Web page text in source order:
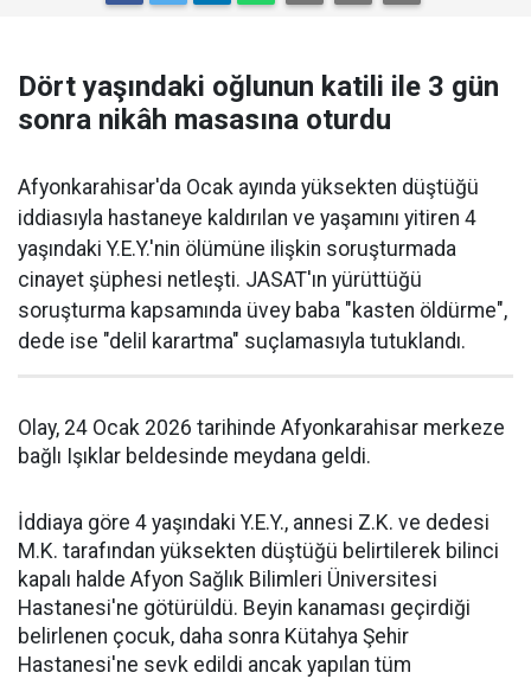
Dört yaşındaki oğlunun katili ile 3 gün
sonra nikâh masasına oturdu
Afyonkarahisar'da Ocak ayında yüksekten düştüğü
iddiasıyla hastaneye kaldırılan ve yaşamını yitiren 4
yaşındaki Y.E.Y.'nin ölümüne ilişkin soruşturmada
cinayet şüphesi netleşti. JASAT'ın yürüttüğü
soruşturma kapsamında üvey baba "kasten öldürme",
dede ise "delil karartma" suçlamasıyla tutuklandı.
Olay, 24 Ocak 2026 tarihinde Afyonkarahisar merkeze
bağlı Işıklar beldesinde meydana geldi.
İddiaya göre 4 yaşındaki Y.E.Y., annesi Z.K. ve dedesi
M.K. tarafından yüksekten düştüğü belirtilerek bilinci
kapalı halde Afyon Sağlık Bilimleri Üniversitesi
Hastanesi'ne götürüldü. Beyin kanaması geçirdiği
belirlenen çocuk, daha sonra Kütahya Şehir
Hastanesi'ne sevk edildi ancak yapılan tüm